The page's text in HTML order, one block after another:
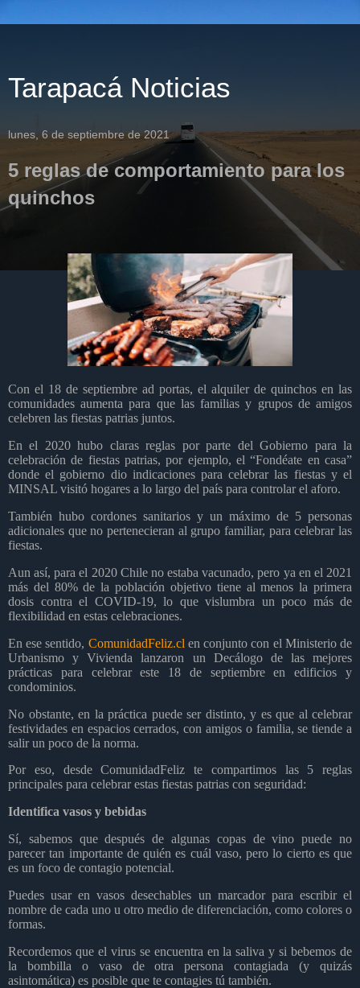
Tarapacá Noticias
lunes, 6 de septiembre de 2021
5 reglas de comportamiento para los
quinchos
Con el 18 de septiembre ad portas, el alquiler de quinchos en las
comunidades aumenta para que las familias y grupos de amigos
celebren las fiestas patrias juntos.
En el 2020 hubo claras reglas por parte del Gobierno para la
celebración de fiestas patrias, por ejemplo, el “Fondéate en casa”
donde el gobierno dio indicaciones para celebrar las fiestas y el
MINSAL visitó hogares a lo largo del país para controlar el aforo.
También hubo cordones sanitarios y un máximo de 5 personas
adicionales que no pertenecieran al grupo familiar, para celebrar las
fiestas.
Aun así, para el 2020 Chile no estaba vacunado, pero ya en el 2021
más del 80% de la población objetivo tiene al menos la primera
dosis contra el COVID-19, lo que vislumbra un poco más de
flexibilidad en estas celebraciones.
En ese sentido, ComunidadFeliz.cl en conjunto con el Ministerio de
Urbanismo y Vivienda lanzaron un Decálogo de las mejores
prácticas para celebrar este 18 de septiembre en edificios y
condominios.
No obstante, en la práctica puede ser distinto, y es que al celebrar
festividades en espacios cerrados, con amigos o familia, se tiende a
salir un poco de la norma.
Por eso, desde ComunidadFeliz te compartimos las 5 reglas
principales para celebrar estas fiestas patrias con seguridad:
Identifica vasos y bebidas
Sí, sabemos que después de algunas copas de vino puede no
parecer tan importante de quién es cuál vaso, pero lo cierto es que
es un foco de contagio potencial.
Puedes usar en vasos desechables un marcador para escribir el
nombre de cada uno u otro medio de diferenciación, como colores o
formas.
Recordemos que el virus se encuentra en la saliva y si bebemos de
la bombilla o vaso de otra persona contagiada (y quizás
asintomática) es posible que te contagies tú también.